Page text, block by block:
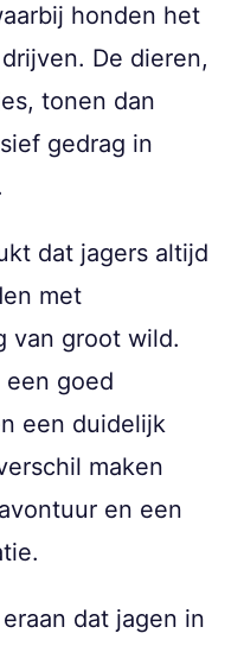
honden het
De dieren,
tonen dan
gedrag in
dat jagers altijd
met
van groot wild.
goed
een duidelijk
maken
en een
dat jagen in